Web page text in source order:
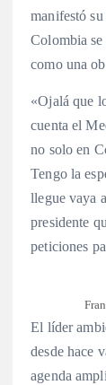
manifestó
Colombia
como una
«Ojalá que
cuenta el
no solo en
Tengo la
llegue vaya
presidente
peticiones
El líder
desde hace
agenda